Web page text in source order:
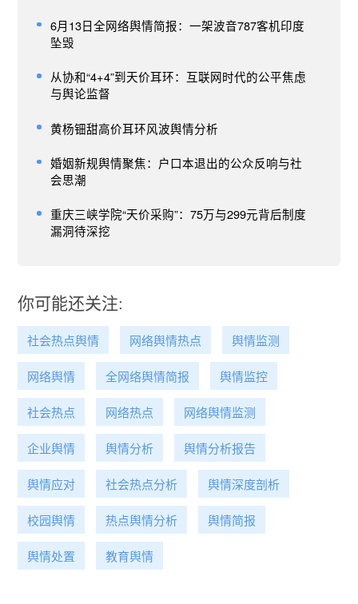
6月13日全网络舆情简报：一架波音787客机印度
坠毁
从协和“4+4”到天价耳环：互联网时代的公平焦虑
与舆论监督
黄杨钿甜高价耳环风波舆情分析
婚姻新规舆情聚焦：户口本退出的公众反响与社
会思潮
重庆三峡学院“天价采购”：75万与299元背后制度
漏洞待深挖
你可能还关注:
社会热点舆情 网络舆情热点 舆情监测
网络舆情 全网络舆情简报 舆情监控
社会热点 网络热点 网络舆情监测
企业舆情 舆情分析 舆情分析报告
舆情应对 社会热点分析 舆情深度剖析
校园舆情 热点舆情分析 舆情简报
舆情处置 教育舆情